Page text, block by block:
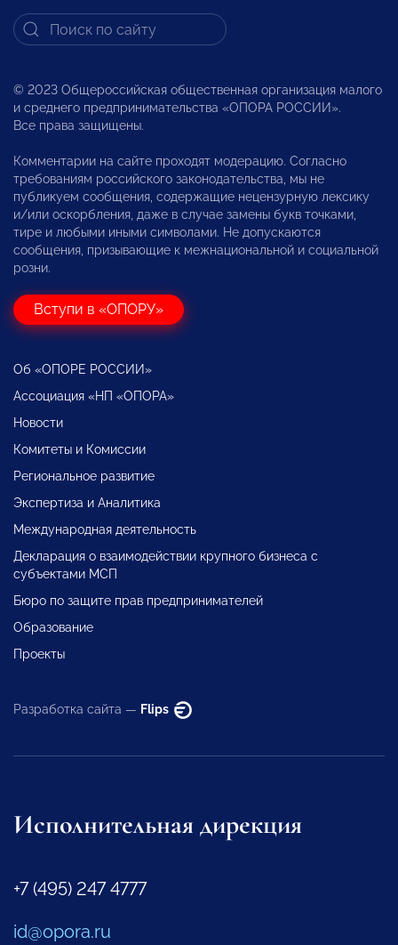
© 2023 Общероссийская общественная организация малого
и среднего предпринимательства «ОПОРА РОССИИ».
Все права защищены.
Комментарии на сайте проходят модерацию. Согласно
требованиям российского законодательства, мы не
публикуем сообщения, содержащие нецензурную лексику
и/или оскорбления, даже в случае замены букв точками,
тире и любыми иными символами. Не допускаются
сообщения, призывающие к межнациональной и социальной
розни.
Вступи в «ОПОРУ»
Об «ОПОРЕ РОССИИ»
Ассоциация «НП «ОПОРА»
Новости
Комитеты и Комиссии
Региональное развитие
Экспертиза и Аналитика
Международная деятельность
Декларация о взаимодействии крупного бизнеса с
субъектами МСП
Бюро по защите прав предпринимателей
Образование
Проекты
Разработка сайта — Flips
Исполнительная дирекция
+7 (495) 247 4777
id@opora.ru